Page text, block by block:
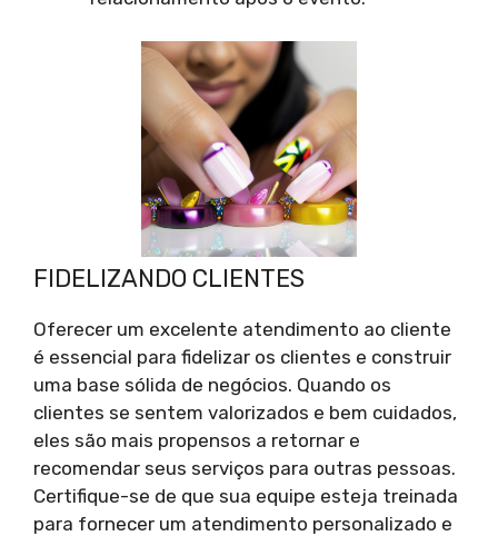
FIDELIZANDO CLIENTES
Oferecer um excelente atendimento ao cliente
é essencial para fidelizar os clientes e construir
uma base sólida de negócios. Quando os
clientes se sentem valorizados e bem cuidados,
eles são mais propensos a retornar e
recomendar seus serviços para outras pessoas.
Certifique-se de que sua equipe esteja treinada
para fornecer um atendimento personalizado e